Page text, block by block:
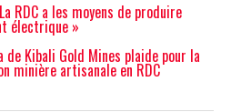
RDC a les moyens de produire
électrique »
de Kibali Gold Mines plaide pour la
minière artisanale en RDC